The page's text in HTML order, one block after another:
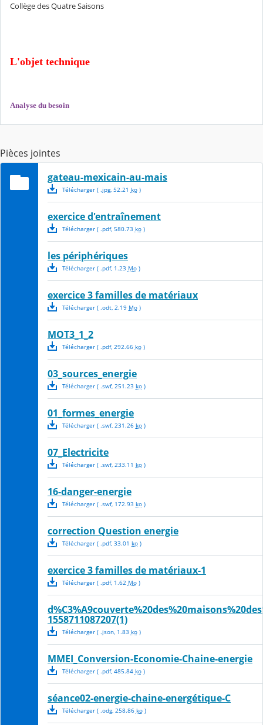
Collège des Quatre Saisons
L'objet technique
Analyse du besoin
Pièces jointes
gateau-mexicain-au-mais
Télécharger( .jpg, 52.21 ko)
exercice d'entraînement
Télécharger( .pdf, 580.73 ko)
les périphériques
Télécharger( .pdf, 1.23 Mo)
exercice 3 familles de matériaux
Télécharger( .odt, 2.19 Mo)
MOT3_1_2
Télécharger( .pdf, 292.66 ko)
03_sources_energie
Télécharger( .swf, 251.23 ko)
01_formes_energie
Télécharger( .swf, 231.26 ko)
07_Electricite
Télécharger( .swf, 233.11 ko)
16-danger-energie
Télécharger( .swf, 172.93 ko)
correction Question energie
Télécharger( .pdf, 33.01 ko)
exercice 3 familles de matériaux-1
Télécharger( .pdf, 1.62 Mo)
1558711087207(1)
Télécharger( .json, 1.83 ko)
MMEI_Conversion-Economie-Chaine-energie
Télécharger( .pdf, 485.84 ko)
séance02-energie-chaine-energétique-C
Télécharger( .odg, 258.86 ko)